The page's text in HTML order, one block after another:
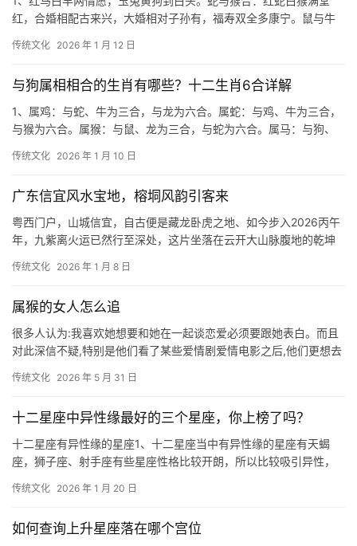
红，合婚相配古来兴，大婚相对子孙有，福寿双全多康宁。鼠与牛
传统文化 2026 年 1 月 12 日
与狗属相相合的生肖有哪些？十二生肖6合详解
1、属鸡：与蛇、牛为三合，与龙为六合。属蛇：与鸡、牛为三合，
与猴为六合。属猴：与鼠、龙为三合，与蛇为六合。属马：与狗、
传统文化 2026 年 1 月 10 日
广东信宜风水宝地，榕垌风韵引客来
粤西门户，山城信宜，自古便是藏龙卧虎之地、如今步入2026丙午
年，九紫离火运已然行至深处，这片坐落在云开大山脉腹地的乾坤
传统文化 2026 年 1 月 8 日
属猴的女人怎么追
很多人认为:我喜欢她想要和她在一起谈恋爱必须要跟她表白。而且
对此深信不疑,特别是他们看了某些爱情剧爱情电影之后,他们更想去
传统文化 2026 年 5 月 31 日
十二星座中异性缘最好的三个星座，你上榜了吗？
十二星座有异性缘的星座1、十二星座当中有异性缘的星座有天蝎
座，狮子座、射手座有些星座性格比较开朗，所以比较吸引异性，
传统文化 2026 年 1 月 20 日
如何查询上升星座落在哪个宫位